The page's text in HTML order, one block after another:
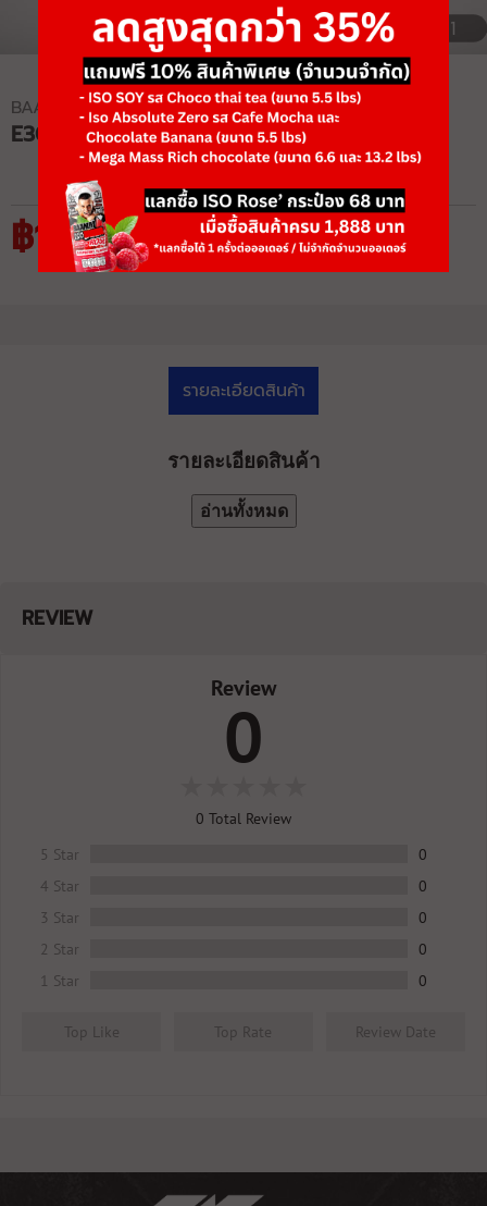
1/1
BAAMXERCORE
E3047 ROMAN CHAIR
฿16,575 ฿25,500
รายละเอียดสินค้า
รายละเอียดสินค้า
อ่านทั้งหมด
REVIEW
Review
0
0 Total Review
5 Star
0
4 Star
0
3 Star
0
2 Star
0
1 Star
0
Top Like Top Rate Review Date